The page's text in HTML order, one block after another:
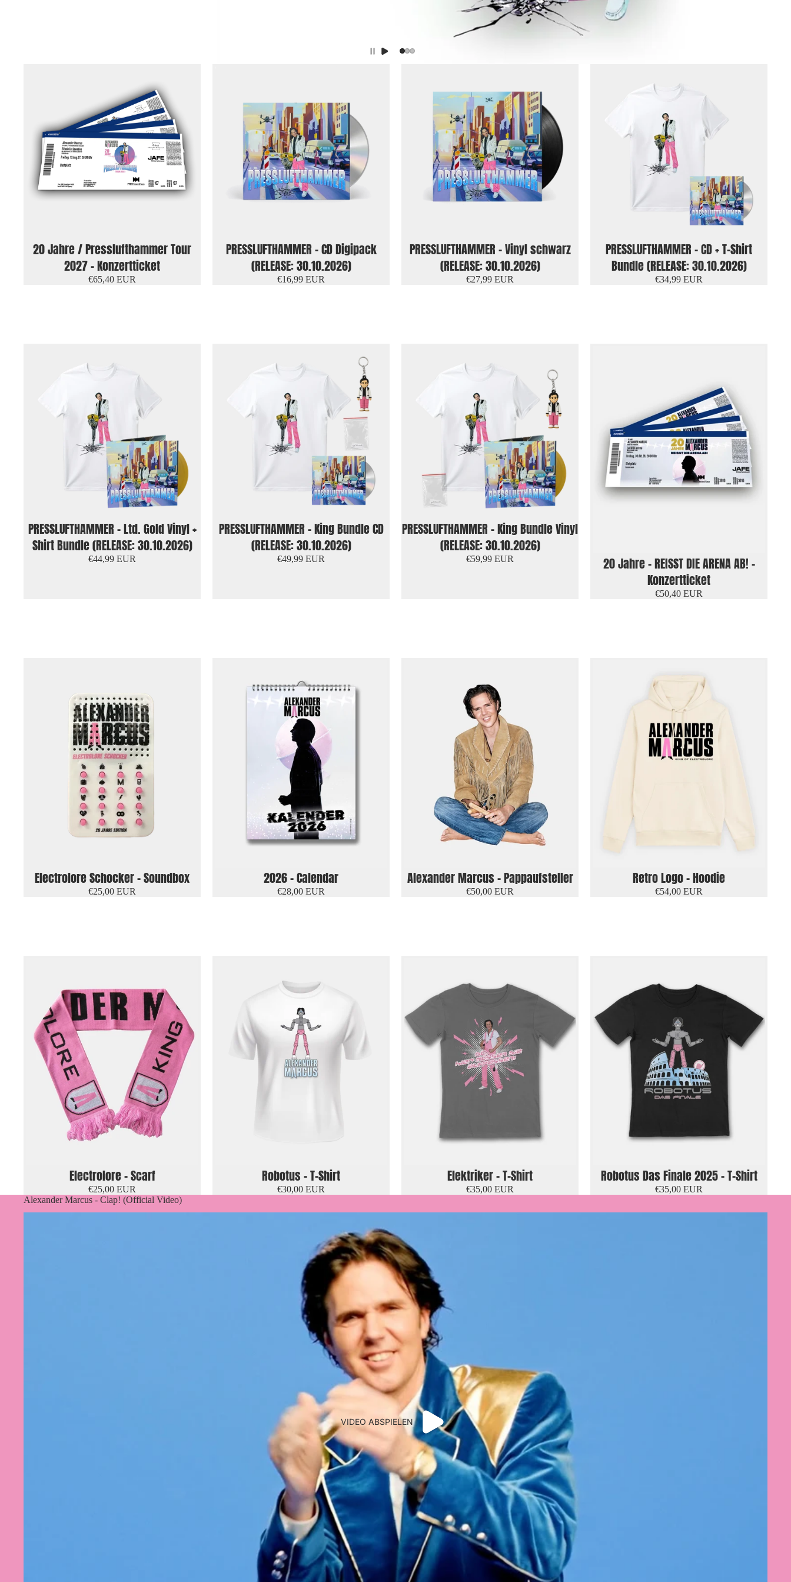
20 Jahre / Presslufthammer Tour
2027 - Konzertticket
€65,40 EUR
PRESSLUFTHAMMER - CD Digipack
(RELEASE: 30.10.2026)
€16,99 EUR
PRESSLUFTHAMMER - Vinyl schwarz
(RELEASE: 30.10.2026)
€27,99 EUR
PRESSLUFTHAMMER - CD + T-Shirt
Bundle (RELEASE: 30.10.2026)
€34,99 EUR
PRESSLUFTHAMMER - Ltd. Gold Vinyl +
Shirt Bundle (RELEASE: 30.10.2026)
€44,99 EUR
PRESSLUFTHAMMER - King Bundle CD
(RELEASE: 30.10.2026)
€49,99 EUR
PRESSLUFTHAMMER - King Bundle Vinyl
(RELEASE: 30.10.2026)
€59,99 EUR
20 Jahre - REISST DIE ARENA AB! -
Konzertticket
€50,40 EUR
Ausverkauft
Electrolore Schocker - Soundbox
€25,00 EUR
2026 - Calendar
€28,00 EUR
Ausverkauft
Alexander Marcus - Pappaufsteller
€50,00 EUR
Retro Logo - Hoodie
€54,00 EUR
Electrolore - Scarf
€25,00 EUR
Robotus - T-Shirt
€30,00 EUR
Elektriker - T-Shirt
€35,00 EUR
Robotus Das Finale 2025 - T-Shirt
€35,00 EUR
Alexander Marcus - Clap! (Official Video)
VIDEO ABSPIELEN